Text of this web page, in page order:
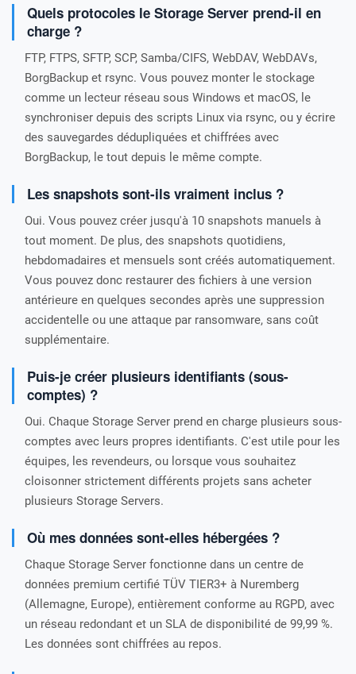
Quels protocoles le Storage Server prend-il en
charge ?
FTP, FTPS, SFTP, SCP, Samba/CIFS, WebDAV, WebDAVs,
BorgBackup et rsync. Vous pouvez monter le stockage
comme un lecteur réseau sous Windows et macOS, le
synchroniser depuis des scripts Linux via rsync, ou y écrire
des sauvegardes dédupliquées et chiffrées avec
BorgBackup, le tout depuis le même compte.
Les snapshots sont-ils vraiment inclus ?
Oui. Vous pouvez créer jusqu'à 10 snapshots manuels à
tout moment. De plus, des snapshots quotidiens,
hebdomadaires et mensuels sont créés automatiquement.
Vous pouvez donc restaurer des fichiers à une version
antérieure en quelques secondes après une suppression
accidentelle ou une attaque par ransomware, sans coût
supplémentaire.
Puis-je créer plusieurs identifiants (sous-
comptes) ?
Oui. Chaque Storage Server prend en charge plusieurs sous-
comptes avec leurs propres identifiants. C'est utile pour les
équipes, les revendeurs, ou lorsque vous souhaitez
cloisonner strictement différents projets sans acheter
plusieurs Storage Servers.
Où mes données sont-elles hébergées ?
Chaque Storage Server fonctionne dans un centre de
données premium certifié TÜV TIER3+ à Nuremberg
(Allemagne, Europe), entièrement conforme au RGPD, avec
un réseau redondant et un SLA de disponibilité de 99,99 %.
Les données sont chiffrées au repos.